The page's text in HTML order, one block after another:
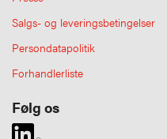
Salgs- og leveringsbetingelser
Persondatapolitik
Forhandlerliste
Følg os